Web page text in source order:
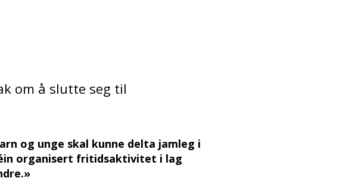
om å slutte seg til
og unge skal kunne delta jamleg i
organisert fritidsaktivitet i lag